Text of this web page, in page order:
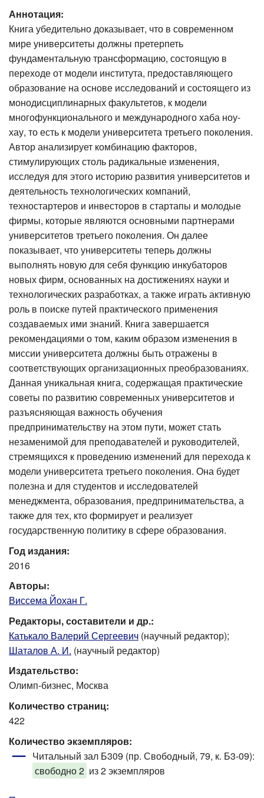
Аннотация:
Книга убедительно доказывает, что в современном
мире университеты должны претерпеть
фундаментальную трансформацию, состоящую в
переходе от модели института, предоставляющего
образование на основе исследований и состоящего из
монодисциплинарных факультетов, к модели
многофункционального и международного хаба ноу-
хау, то есть к модели университета третьего поколения.
Автор анализирует комбинацию факторов,
стимулирующих столь радикальные изменения,
исследуя для этого историю развития университетов и
деятельность технологических компаний,
техностартеров и инвесторов в стартапы и молодые
фирмы, которые являются основными партнерами
университетов третьего поколения. Он далее
показывает, что университеты теперь должны
выполнять новую для себя функцию инкубаторов
новых фирм, основанных на достижениях науки и
технологических разработках, а также играть активную
роль в поиске путей практического применения
создаваемых ими знаний. Книга завершается
рекомендациями о том, каким образом изменения в
миссии университета должны быть отражены в
соответствующих организационных преобразованиях.
Данная уникальная книга, содержащая практические
советы по развитию современных университетов и
разъясняющая важность обучения
предпринимательству на этом пути, может стать
незаменимой для преподавателей и руководителей,
стремящихся к проведению изменений для перехода к
модели университета третьего поколения. Она будет
полезна и для студентов и исследователей
менеджмента, образования, предпринимательства, а
также для тех, кто формирует и реализует
государственную политику в сфере образования.
Год издания:
2016
Авторы:
Виссема Йохан Г.
Редакторы, составители и др.:
Катькало Валерий Сергеевич (научный редактор);
Шаталов А. И. (научный редактор)
Издательство:
Олимп-бизнес, Москва
Количество страниц:
422
Количество экземпляров:
Читальный зал Б309 (пр. Свободный, 79, к. Б3-09):
свободно 2 из 2 экземпляров